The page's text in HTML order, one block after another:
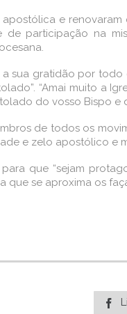
e
participação na
sua gratidão por
“Amai muito a
do vosso Bispo e
de todos os
e zelo apostólico e
que “sejam
que se aproxima os
